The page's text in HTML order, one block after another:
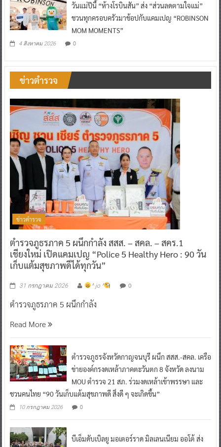
วันแม่ปีนี้ “ห้างโรบินสัน” ส่ง “ส่วนลดตามใจแม่”
ชวนทุกครอบครัวมาช้อปกับแคมเปญ “ROBINSON
MOM MOMENTS”
4 สิงหาคม 2026 0
ข่าวตำรวจ
ข่าวตำรวจ
ตำรวจภูธรภาค 5 ผนึกกำลัง สสส. – สคล. – สคร.1
เชียงใหม่ เปิดแคมเปญ “Police 5 Healthy Hero : 90 วัน
เก็บแต้มสุขภาพดีได้ทุกวัน”
31 กรกฎาคม 2026 ^ jo ^ 0
ตำรวจภูธรภาค 5 ผนึกกำลัง
Read More
ตำรวจภูธรจังหวัดกาญจนบุรี ผนึก สสส.-สคล. เครือ
ข่ายองค์กรงดเหล้าภาคตะวันตก 8 จังหวัด ลงนาม
MOU ตำรวจ 21 สภ. ร่วมงดเหล้าเข้าพรรษา และ
ชวนคนไทย “90 วันเก็บแต้มสุขภาพดี สิ่งดี ๆ จะเกิดขึ้น”
10 กรกฎาคม 2026 0
บีเอ็มดับเบิลยู มอเตอร์ราด มิลเลนเนียม ออโต้ ส่ง